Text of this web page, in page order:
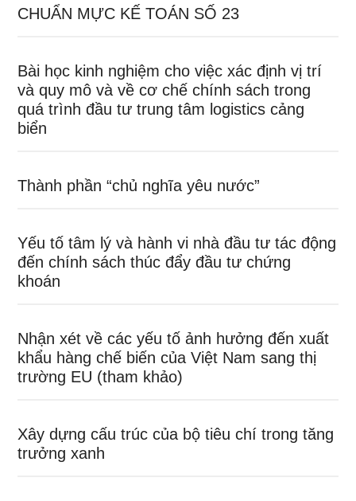
CHUẨN MỰC KẾ TOÁN SỐ 23
Bài học kinh nghiệm cho việc xác định vị trí
và quy mô và về cơ chế chính sách trong
quá trình đầu tư trung tâm logistics cảng
biển
Thành phần “chủ nghĩa yêu nước”
Yếu tố tâm lý và hành vi nhà đầu tư tác động
đến chính sách thúc đẩy đầu tư chứng
khoán
Nhận xét về các yếu tố ảnh hưởng đến xuất
khẩu hàng chế biến của Việt Nam sang thị
trường EU (tham khảo)
Xây dựng cấu trúc của bộ tiêu chí trong tăng
trưởng xanh